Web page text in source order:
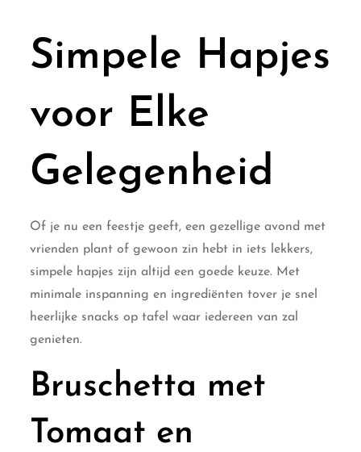
Simpele Hapjes
voor Elke
Gelegenheid
Of je nu een feestje geeft, een gezellige avond met
vrienden plant of gewoon zin hebt in iets lekkers,
simpele hapjes zijn altijd een goede keuze. Met
minimale inspanning en ingrediënten tover je snel
heerlijke snacks op tafel waar iedereen van zal
genieten.
Bruschetta met
Tomaat en